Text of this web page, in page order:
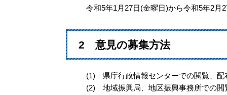
令和5年1月27日(金曜日)から令和5年2月
2 意見の募集方法
(1) 県庁行政情報センターでの閲覧、配
(2) 地域振興局、地区振興事務所での閲